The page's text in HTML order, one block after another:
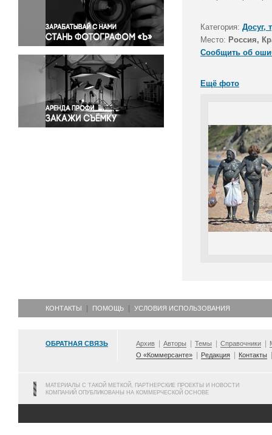
Правосудие
Происшествия и конфликты
Религия
Светская жизнь
Спорт
Экология
Экономика и бизнес
Категория: Досуг,
Место: Россия,
Сообщить об
Ещё фото
КОНТАКТЫ ПОМОЩЬ УСЛОВИЯ ИСПОЛЬЗОВАНИЯ
ОБРАТНАЯ СВЯЗЬ Архив Авторы Темы Справочники
О «Коммерсанте»
Редакция Контакты
МАТЕРИАЛЫ С ТАКОЙ МЕТКОЙ, ПАРТНЕРСКИЕ ПРОЕКТЫ И НОВОСТИ
КОМПАНИЙ ОПУБЛИКОВАНЫ НА КОММЕРЧЕСКОЙ ОСНОВЕ